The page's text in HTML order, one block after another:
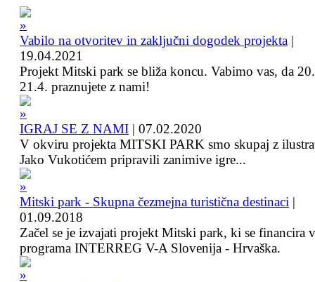
Vabilo na otvoritev in zaključni dogodek projekta |
19.04.2021
Projekt Mitski park se bliža koncu. Vabimo vas, da
21.4. praznujete z nami!
IGRAJ SE Z NAMI | 07.02.2020
V okviru projekta MITSKI PARK smo skupaj z
Jako Vukotićem pripravili zanimive igre...
Mitski park - Skupna čezmejna turistična destinaci |
01.09.2018
Začel se je izvajati projekt Mitski park, ki se financira
programa INTERREG V-A Slovenija - Hrvaška.